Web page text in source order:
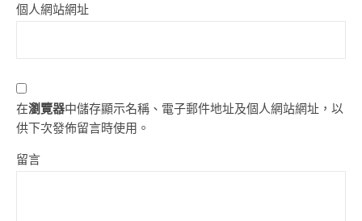
個人網站網址
在瀏覽器中儲存顯示名稱、電子郵件地址及個人網站網址，以
供下次發佈留言時使用。
留言